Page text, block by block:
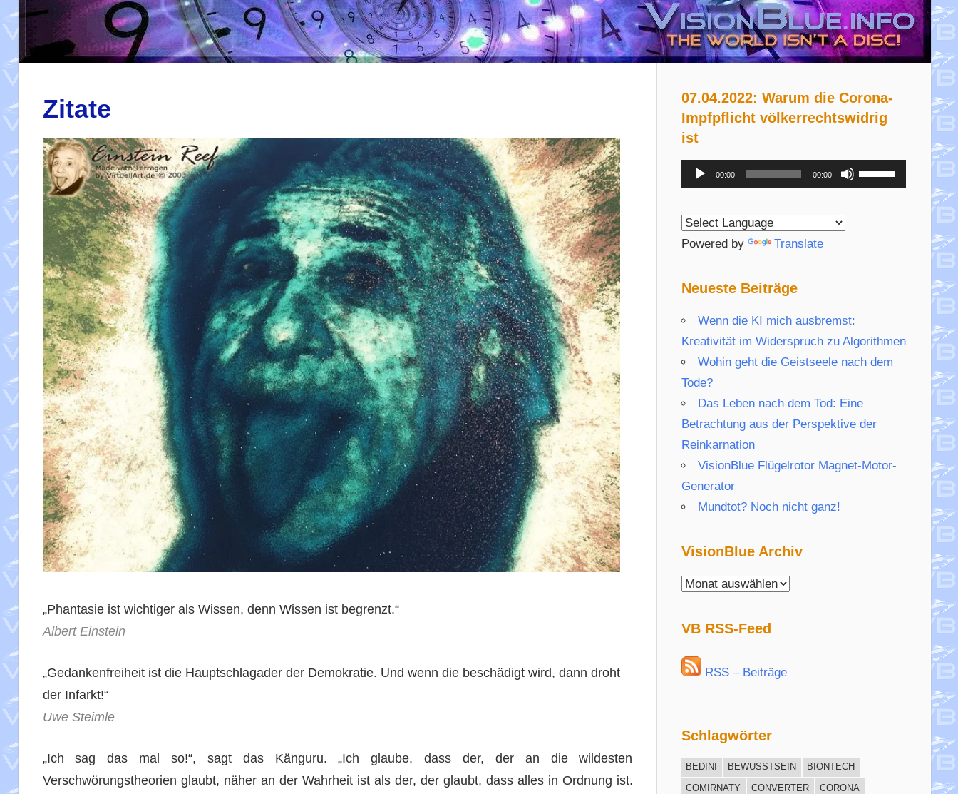
Zitate
„Phantasie ist wichtiger als Wissen, denn Wissen ist begrenzt.“
Albert Einstein
„Gedankenfreiheit ist die Hauptschlagader der Demokratie. Und wenn die beschädigt wird, dann droht
der Infarkt!“
Uwe Steimle
„Ich sag das mal so!“, sagt das Känguru. „Ich glaube, dass der, der an die wildesten
Verschwörungstheorien glaubt, näher an der Wahrheit ist als der, der glaubt, dass alles in Ordnung ist.
07.04.2022: Warum die Corona-
Impfpflicht völkerrechtswidrig
ist
Audio-
Player
00:00 00:00
Pfeiltasten
Hoch/Runter
Powered by Translate
Neueste Beiträge
Wenn die KI mich ausbremst:
Kreativität im Widerspruch zu Algorithmen
Wohin geht die Geistseele nach dem
Tode?
Das Leben nach dem Tod: Eine
Betrachtung aus der Perspektive der
Reinkarnation
VisionBlue Flügelrotor Magnet-Motor-
Generator
Mundtot? Noch nicht ganz!
VisionBlue Archiv
VisionBlue
VB RSS-Feed
RSS – Beiträge
Schlagwörter
BEDINI BEWUSSTSEIN
BIONTECH
COMIRNATY
CONVERTER
CORONA